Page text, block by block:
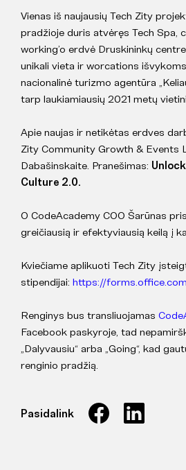
Vienas iš naujausių Tech Zity
pradžioje duris atvėręs Tech Spa,
working’o erdvė Druskininkų
unikali vieta ir worcations
nacionalinė turizmo agentūra
tarp laukiamiausių 2021 metų
Apie naujas ir netikėtas erdves
Zity Community Growth & Events
Dabašinskaite. Pranešimas:
Culture 2.0.
O CodeAcademy COO Šarūnas
greičiausią ir efektyviausią keilą į
Kviečiame aplikuoti Tech Zity
stipendijai: https://
Renginys bus transliuojamas
Facebook paskyroje, tad
„Dalyvausiu“ arba „Going“, kad
renginio pradžią.
Pasidalink